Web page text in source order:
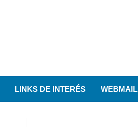
LINKS DE INTERÉS WEBMAIL